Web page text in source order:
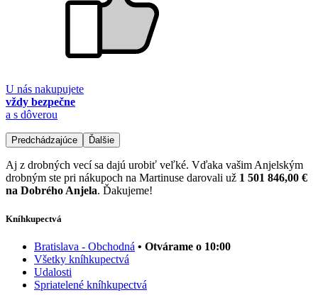
U nás nakupujete
vždy bezpečne
a s dôverou
Predchádzajúce Ďalšie
Aj z drobných vecí sa dajú urobiť veľké. Vďaka vašim Anjelským
drobným ste pri nákupoch na Martinuse darovali už 1 501 846,00 €
na Dobrého Anjela. Ďakujeme!
Kníhkupectvá
Bratislava - Obchodná • Otvárame o 10:00
Všetky kníhkupectvá
Udalosti
Spriatelené kníhkupectvá